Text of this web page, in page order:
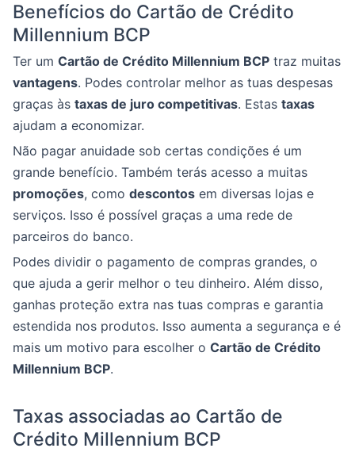
Benefícios do Cartão de Crédito
Millennium BCP
Ter um Cartão de Crédito Millennium BCP traz muitas
vantagens. Podes controlar melhor as tuas despesas
graças às taxas de juro competitivas. Estas taxas
ajudam a economizar.
Não pagar anuidade sob certas condições é um
grande benefício. Também terás acesso a muitas
promoções, como descontos em diversas lojas e
serviços. Isso é possível graças a uma rede de
parceiros do banco.
Podes dividir o pagamento de compras grandes, o
que ajuda a gerir melhor o teu dinheiro. Além disso,
ganhas proteção extra nas tuas compras e garantia
estendida nos produtos. Isso aumenta a segurança e é
mais um motivo para escolher o Cartão de Crédito
Millennium BCP.
Taxas associadas ao Cartão de
Crédito Millennium BCP